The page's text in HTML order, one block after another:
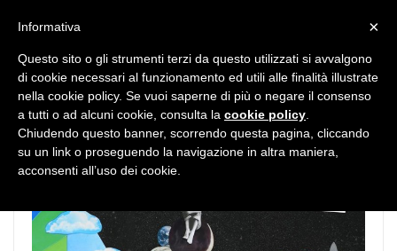
×
Informativa
Questo sito o gli strumenti terzi da questo utilizzati si avvalgono
di cookie necessari al funzionamento ed utili alle finalità illustrate
nella cookie policy. Se vuoi saperne di più o negare il consenso
a tutti o ad alcuni cookie, consulta la cookie policy
Chiudendo questo banner, scorrendo questa pagina, cliccando
su un link o proseguendo la navigazione in altra maniera,
acconsenti all’uso dei cookie.